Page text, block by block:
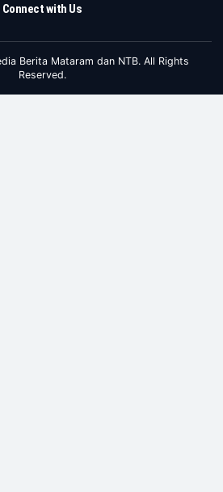
Connect with Us
Berita Mataram dan NTB. All Rights
Reserved.